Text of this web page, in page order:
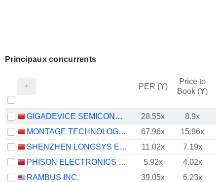
Principaux concurrents
PER (Y)
Price to
Book (Y)
GIGADEVICE SEMICONDUCTOR INC. 28.55x
8.9x
MONTAGE TECHNOLOGY CO., LTD.
67.96x
15.96x
SHENZHEN LONGSYS ELECTRONICS CO., LTD.
11.02x
7.19x
PHISON ELECTRONICS CORP.
5.92x
4.02x
RAMBUS INC.
39.05x
6.23x